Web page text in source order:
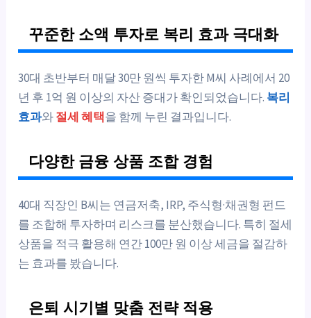
꾸준한 소액 투자로 복리 효과 극대화
30대 초반부터 매달 30만 원씩 투자한 M씨 사례에서 20
년 후 1억 원 이상의 자산 증대가 확인되었습니다. 복리
효과와절세 혜택을 함께 누린 결과입니다.
다양한 금융 상품 조합 경험
40대 직장인 B씨는 연금저축, IRP, 주식형·채권형 펀드
를 조합해 투자하며 리스크를 분산했습니다. 특히 절세
상품을 적극 활용해 연간 100만 원 이상 세금을 절감하
는 효과를 봤습니다.
은퇴 시기별 맞춤 전략 적용